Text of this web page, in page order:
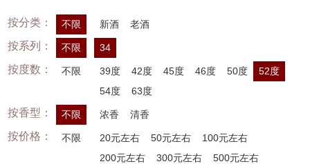
按分类： 不限 新酒 老酒
按系列： 不限 34
按度数： 不限 39度 42度 45度 46度 50度
52度
54度
63度
按香型： 不限 浓香 清香
按价格： 不限 20元左右 50元左右
100元左右
200元左右
300元左右
500元左右